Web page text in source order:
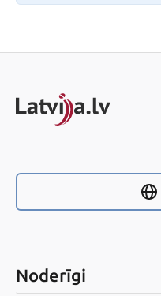
Noderīgi